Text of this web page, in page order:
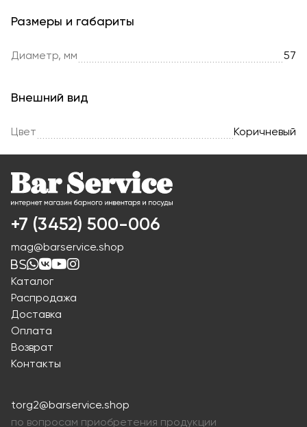
Размеры и габариты
Диаметр, мм 57
Внешний вид
Цвет Коричневый
+7 (3452) 500-006
mag@barservice.shop
Каталог
Распродажа
Доставка
Оплата
Возврат
Контакты
torg2@barservice.shop
по вопросам приобретения продукции